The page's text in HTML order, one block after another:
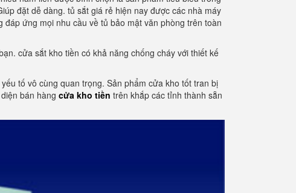
đặt dễ dàng. tủ sắt giá rẻ hiện nay được các nhà máy
ứng mọi nhu cầu về tủ bảo mật văn phòng trên toàn
cửa sắt kho tiền có khả năng chống cháy với thiết kế
tố vô cùng quan trọng. Sản phẩm cửa kho tốt tran bị
bán hàng cửa kho tiền trên khắp các tỉnh thành sẵn